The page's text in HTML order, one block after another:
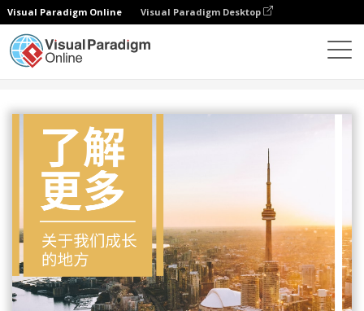
Visual Paradigm Online Visual Paradigm Desktop